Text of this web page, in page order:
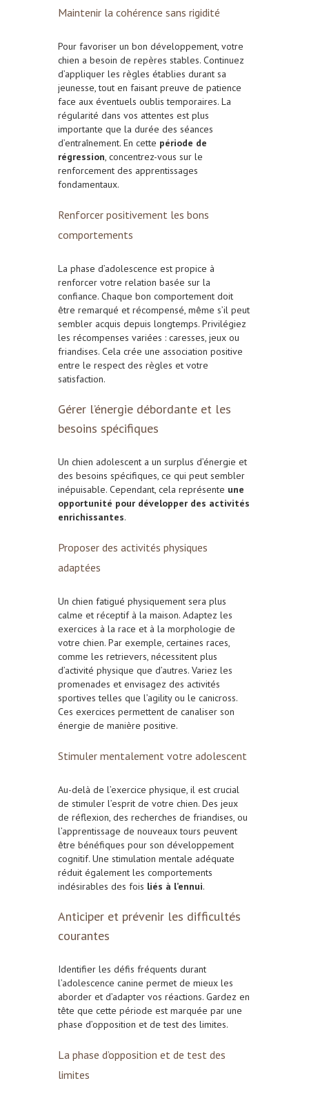
Maintenir la cohérence sans rigidité
Pour favoriser un bon développement, votre
chien a besoin de repères stables. Continuez
d’appliquer les règles établies durant sa
jeunesse, tout en faisant preuve de patience
face aux éventuels oublis temporaires. La
régularité dans vos attentes est plus
importante que la durée des séances
d’entraînement. En cette période de
régression, concentrez-vous sur le
renforcement des apprentissages
fondamentaux.
Renforcer positivement les bons
comportements
La phase d’adolescence est propice à
renforcer votre relation basée sur la
confiance. Chaque bon comportement doit
être remarqué et récompensé, même s’il peut
sembler acquis depuis longtemps. Privilégiez
les récompenses variées : caresses, jeux ou
friandises. Cela crée une association positive
entre le respect des règles et votre
satisfaction.
Gérer l’énergie débordante et les
besoins spécifiques
Un chien adolescent a un surplus d’énergie et
des besoins spécifiques, ce qui peut sembler
inépuisable. Cependant, cela représente une
opportunité pour développer des activités
enrichissantes.
Proposer des activités physiques
adaptées
Un chien fatigué physiquement sera plus
calme et réceptif à la maison. Adaptez les
exercices à la race et à la morphologie de
votre chien. Par exemple, certaines races,
comme les retrievers, nécessitent plus
d’activité physique que d’autres. Variez les
promenades et envisagez des activités
sportives telles que l’agility ou le canicross.
Ces exercices permettent de canaliser son
énergie de manière positive.
Stimuler mentalement votre adolescent
Au-delà de l’exercice physique, il est crucial
de stimuler l’esprit de votre chien. Des jeux
de réflexion, des recherches de friandises, ou
l’apprentissage de nouveaux tours peuvent
être bénéfiques pour son développement
cognitif. Une stimulation mentale adéquate
réduit également les comportements
indésirables des fois liés à l’ennui.
Anticiper et prévenir les difficultés
courantes
Identifier les défis fréquents durant
l’adolescence canine permet de mieux les
aborder et d’adapter vos réactions. Gardez en
tête que cette période est marquée par une
phase d’opposition et de test des limites.
La phase d’opposition et de test des
limites